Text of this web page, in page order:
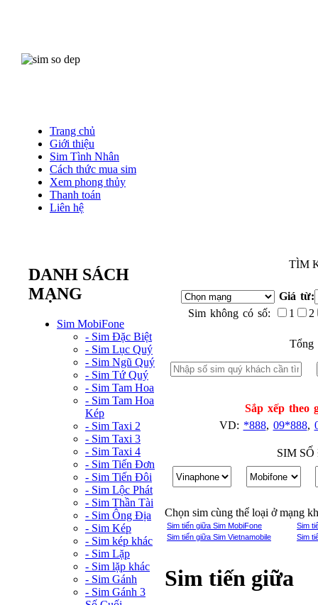
Trang chủ
Giới thiệu
Sim Tình Nhân
Cách thức mua sim
Xem phong thủy
Thanh toán
Liên hệ
DANH SÁCH
MẠNG
Sim MobiFone
- Sim Đặc Biệt
- Sim Lục Quý
- Sim Ngũ Quý
- Sim Tứ Quý
- Sim Tam Hoa
- Sim Tam Hoa
Kép
- Sim Taxi 2
- Sim Taxi 3
- Sim Taxi 4
- Sim Tiến Đơn
- Sim Tiến Đôi
- Sim Lộc Phát
- Sim Thần Tài
- Sim Ông Địa
- Sim Kép
- Sim kép khác
- Sim Lặp
- Sim lặp khác
- Sim Gánh
- Sim Gánh 3
TÌM
Giá từ:
Sim không có số:
1 2
Sắp xếp theo
VD: *888, 09*888,
SIM
Chọn sim cùng thể loại ở mạng
Sim tiến giữa Sim MobiFone
Sim
Sim tiến giữa Sim Vietnamobile
Sim
Sim tiến giữa